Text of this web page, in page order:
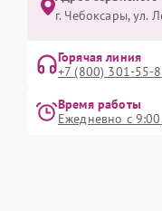
г. Чебоксары, ул.
Горячая линия
+7 (800) 301-55-
Время работы
Ежедневно с